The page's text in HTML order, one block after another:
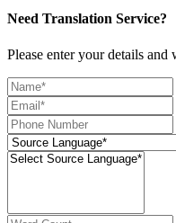
Need Translation Service?
Please enter your details